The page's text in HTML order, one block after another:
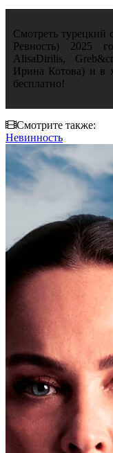
Смотреть турецкий
Ревность) 2025
AlisaDirilis,
Ирина Котова) и в
бесплатно!
Смотрите также:
Невинность